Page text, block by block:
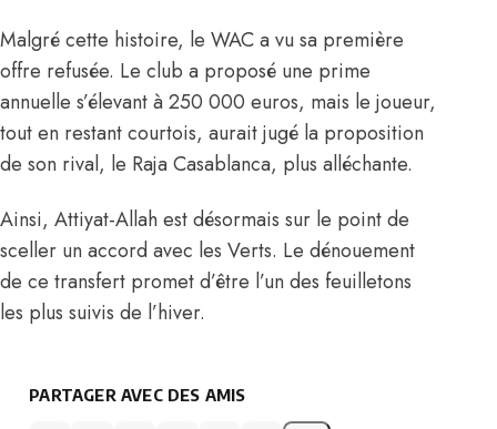
Malgré cette histoire, le WAC a vu sa première
offre refusée. Le club a proposé une prime
annuelle s’élevant à 250 000 euros, mais le joueur,
tout en restant courtois, aurait jugé la proposition
de son rival, le Raja Casablanca, plus alléchante.
Ainsi, Attiyat-Allah est désormais sur le point de
sceller un accord avec les Verts. Le dénouement
de ce transfert promet d’être l’un des feuilletons
les plus suivis de l’hiver.
PARTAGER AVEC DES AMIS